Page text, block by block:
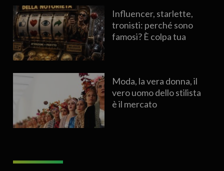
Influencer, starlette,
tronisti: perché sono
famosi? È colpa tua
Moda, la vera donna, il
vero uomo dello stilista
è il mercato